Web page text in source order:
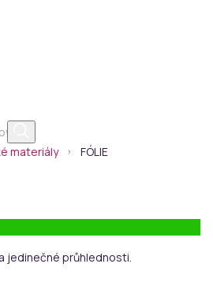
materiály FÓLIE
jedinečné průhlednosti.